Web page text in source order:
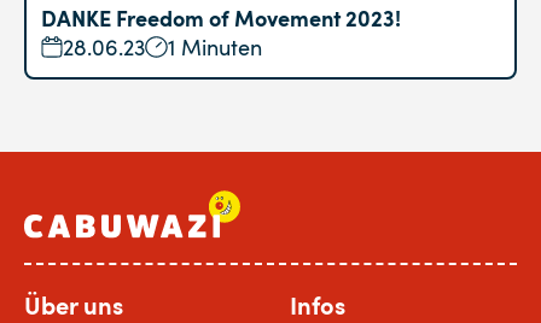
DANKE Freedom of Movement 2023!
28.06.23 1 Minuten
Über uns Infos